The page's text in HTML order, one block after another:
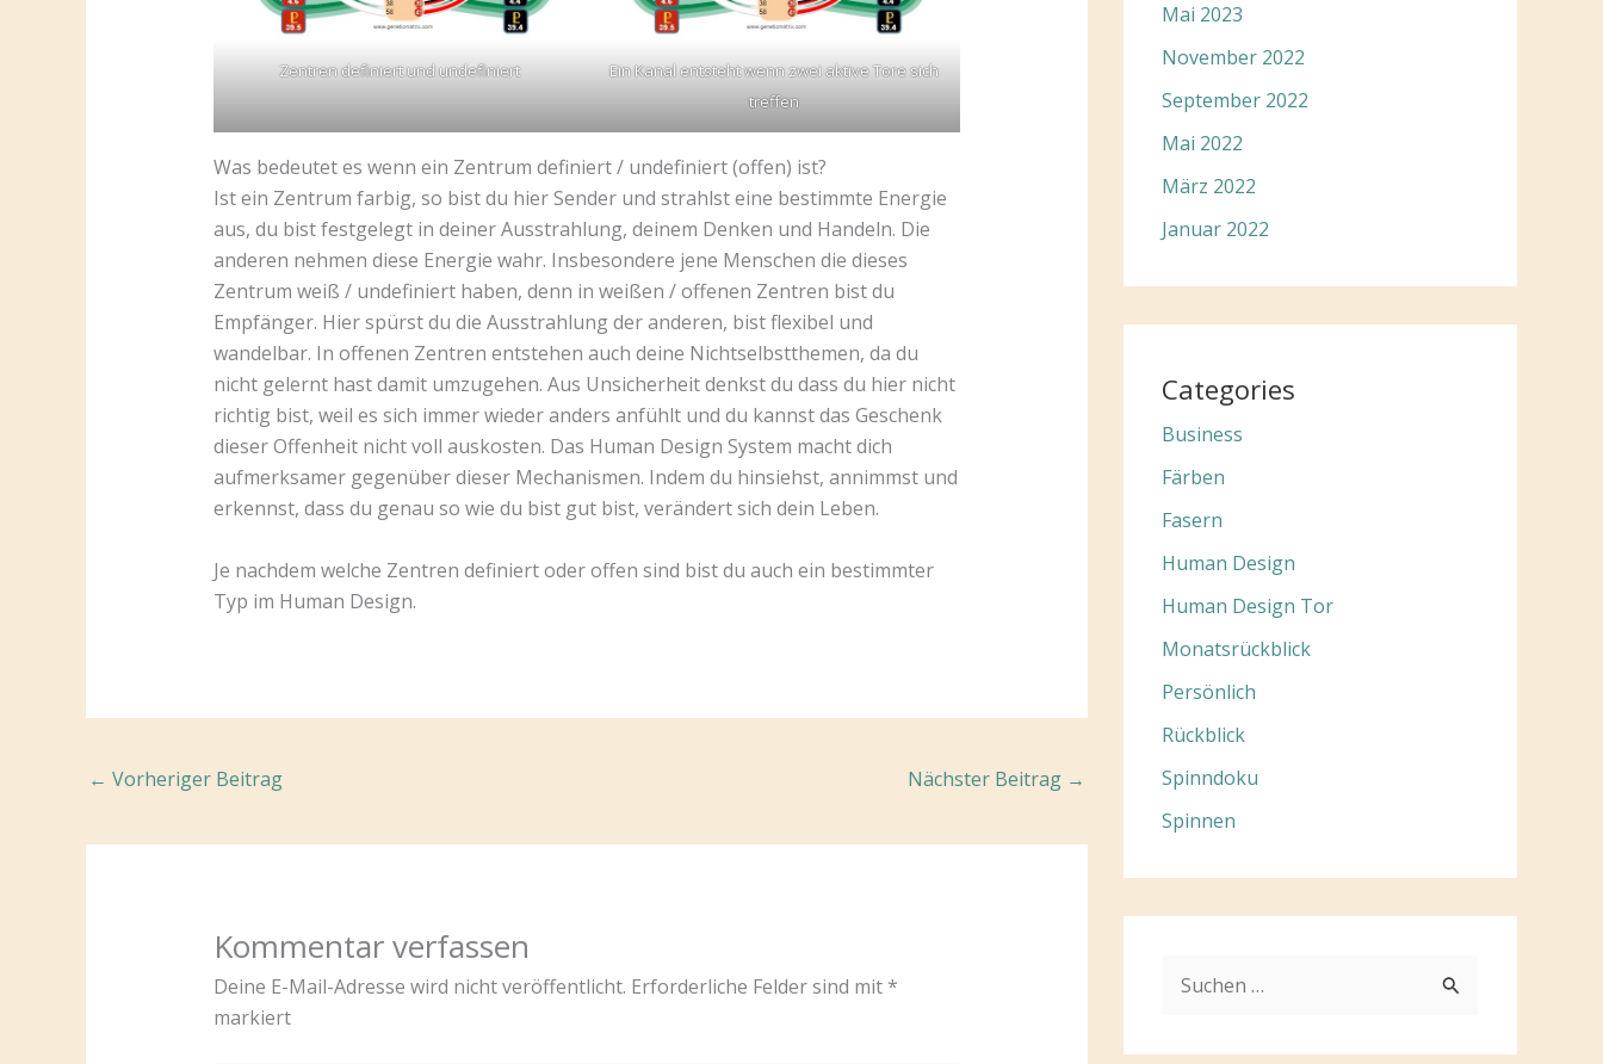
Zentren definiert und undefiniert
Ein Kanal entsteht wenn zwei aktive Tore sich
treffen
Was bedeutet es wenn ein Zentrum definiert / undefiniert (offen) ist?
Ist ein Zentrum farbig, so bist du hier Sender und strahlst eine bestimmte Energie
aus, du bist festgelegt in deiner Ausstrahlung, deinem Denken und Handeln. Die
anderen nehmen diese Energie wahr. Insbesondere jene Menschen die dieses
Zentrum weiß / undefiniert haben, denn in weißen / offenen Zentren bist du
Empfänger. Hier spürst du die Ausstrahlung der anderen, bist flexibel und
wandelbar. In offenen Zentren entstehen auch deine Nichtselbstthemen, da du
nicht gelernt hast damit umzugehen. Aus Unsicherheit denkst du dass du hier nicht
richtig bist, weil es sich immer wieder anders anfühlt und du kannst das Geschenk
dieser Offenheit nicht voll auskosten. Das Human Design System macht dich
aufmerksamer gegenüber dieser Mechanismen. Indem du hinsiehst, annimmst und
erkennst, dass du genau so wie du bist gut bist, verändert sich dein Leben.
Je nachdem welche Zentren definiert oder offen sind bist du auch ein bestimmter
Typ im Human Design.
← Vorheriger Beitrag Nächster Beitrag →
Kommentar verfassen
Deine E-Mail-Adresse wird nicht veröffentlicht. Erforderliche Felder sind mit *
markiert
Mai 2023
November 2022
September 2022
Mai 2022
März 2022
Januar 2022
Categories
Business
Färben
Fasern
Human Design
Human Design Tor
Monatsrückblick
Persönlich
Rückblick
Spinndoku
Spinnen
c